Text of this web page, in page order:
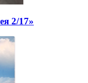
2/17»